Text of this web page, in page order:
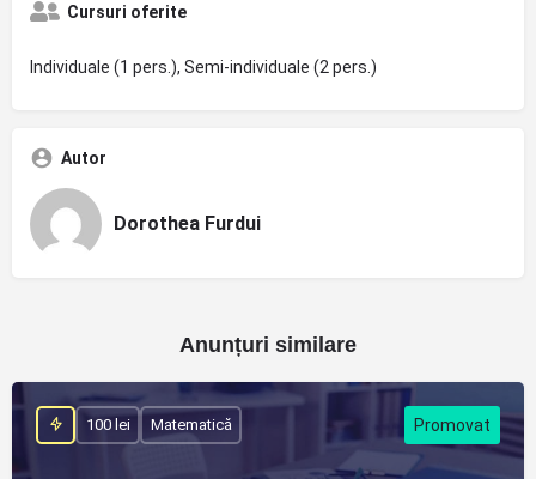
Cursuri oferite
Individuale (1 pers.), Semi-individuale (2 pers.)
Autor
Dorothea Furdui
Anunțuri similare
100 lei Matematică